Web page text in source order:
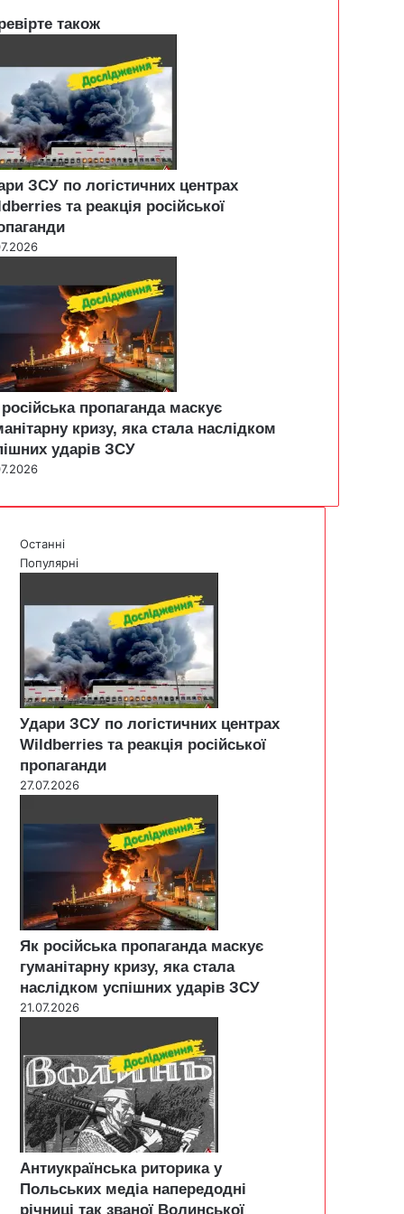
також
ЗСУ по логістичних центрах
та реакція російської
пропаганда маскує
кризу, яка стала наслідком
ударів ЗСУ
Останні
Популярні
Удари ЗСУ по логістичних центрах
Wildberries та реакція російської
пропаганди
27.07.2026
Як російська пропаганда маскує
гуманітарну кризу, яка стала
наслідком успішних ударів ЗСУ
21.07.2026
Антиукраїнська риторика у
Польських медіа напередодні
річниці так званої Волинської